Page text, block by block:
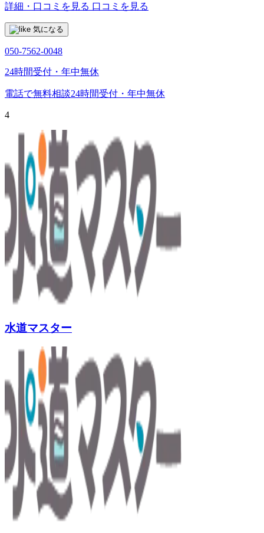
詳細・口コミを見る 口コミを見る
気になる
050-7562-0048
24時間受付・年中無休
電話で無料相談24時間受付・年中無休
4
水道マスター